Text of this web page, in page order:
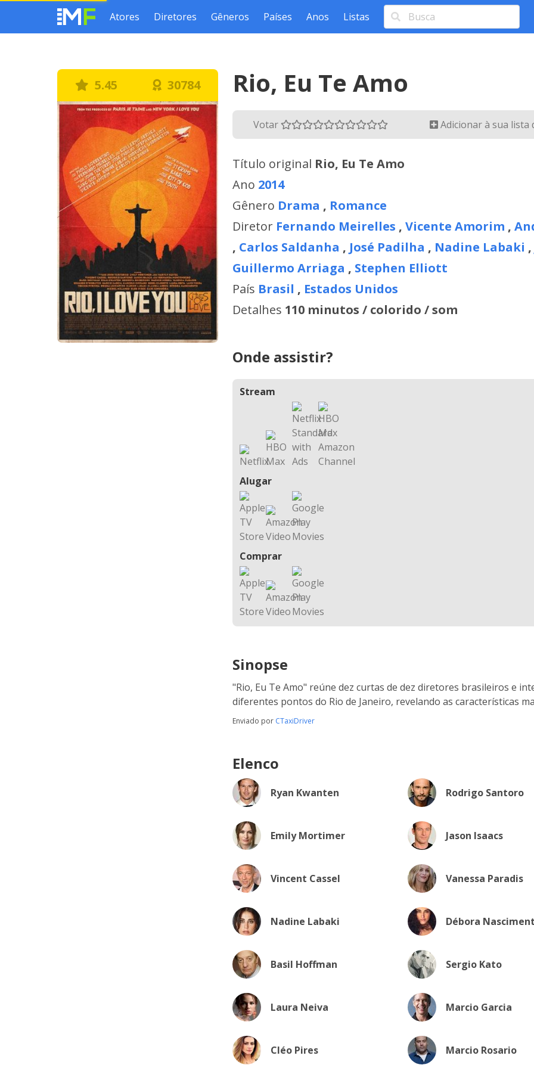
Atores Diretores Gêneros Países Anos Listas
5.45 30784 Rio, Eu Te Amo
Votar Adicionar à sua lista
Título original Rio, Eu Te Amo
Ano 2014
Gênero Drama , Romance
Diretor Fernando Meirelles , Vicente Amorim ,
, Carlos Saldanha , José Padilha , Nadine Labaki ,
Guillermo Arriaga , Stephen Elliott
País Brasil , Estados Unidos
Detalhes 110 minutos / colorido / som
Onde assistir?
Stream
Alugar
Comprar
Sinopse
"Rio, Eu Te Amo" reúne dez curtas de dez diretores brasileiros e
diferentes pontos do Rio de Janeiro, revelando as características
Enviado por CTaxiDriver
Elenco
Ryan Kwanten Rodrigo Santoro
Emily Mortimer Jason Isaacs
Vincent Cassel Vanessa Paradis
Nadine Labaki Débora
Basil Hoffman Sergio Kato
Laura Neiva Marcio Garcia
Cléo Pires Marcio Rosario